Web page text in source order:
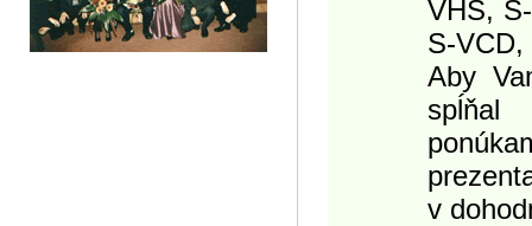
VHS,
S-
Aby
spĺňal
v